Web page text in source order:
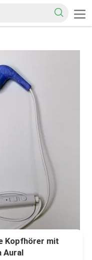
Kopfhörer mit
Aural